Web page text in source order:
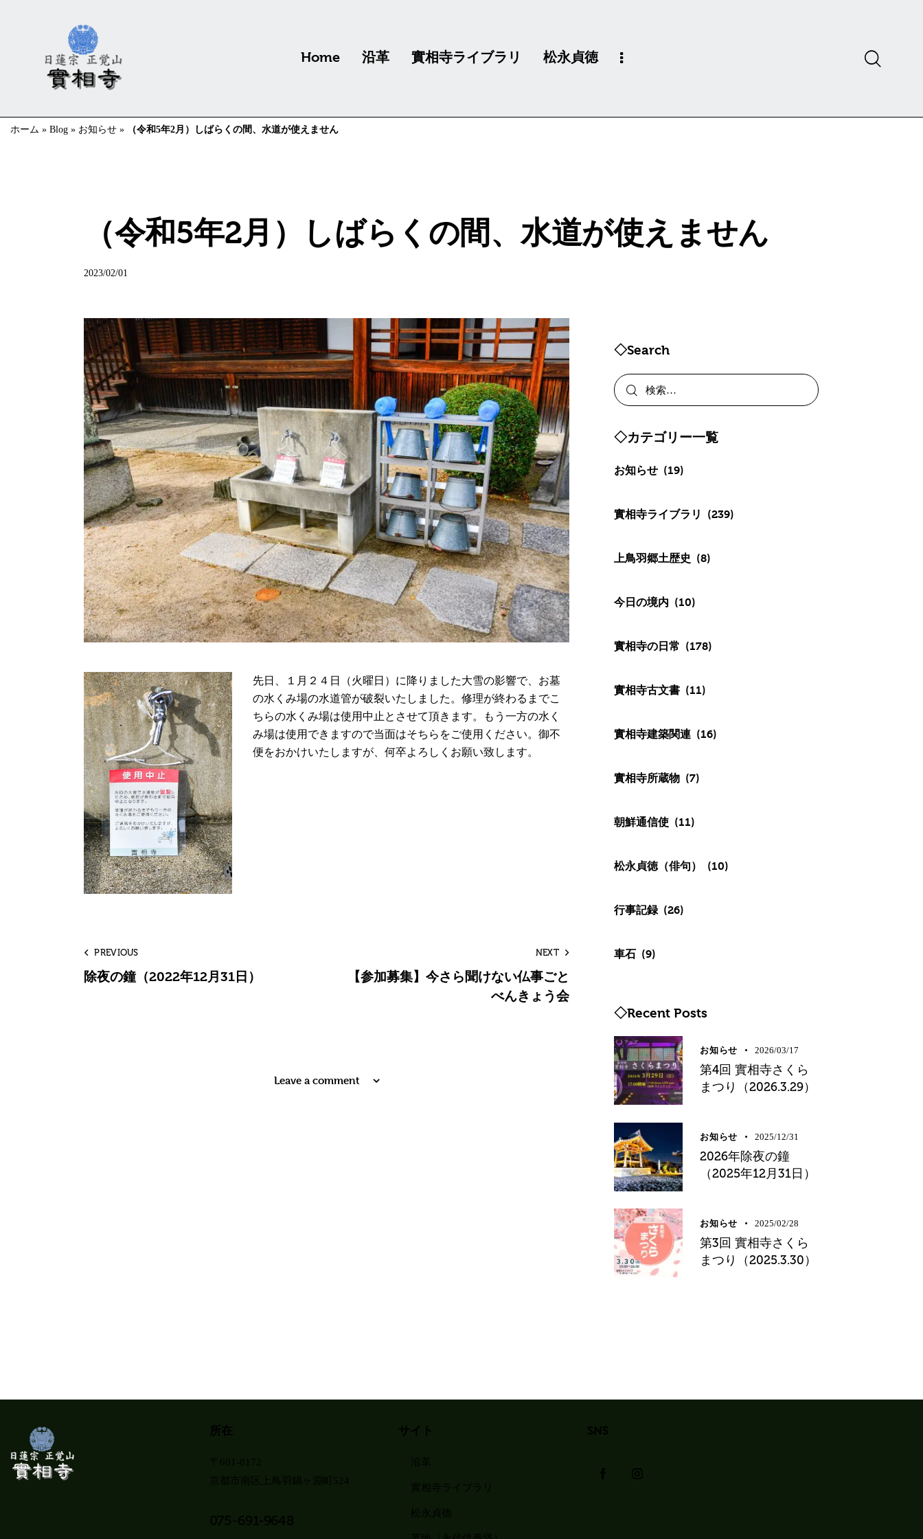
Home 沿革 實相寺ライブラリ 松永貞徳
ホーム » Blog » お知らせ » （令和5年2月）しばらくの間、水道が使えません
（令和5年2月）しばらくの間、水道が使えません
2023/02/01
先日、１月２４日（火曜日）に降りました大雪の影響で、お墓
の水くみ場の水道管が破裂いたしました。修理が終わるまでこ
ちらの水くみ場は使用中止とさせて頂きます。もう一方の水く
み場は使用できますので当面はそちらをご使用ください。御不
便をおかけいたしますが、何卒よろしくお願い致します。
PREVIOUS
除夜の鐘（2022年12月31日）
NEXT
【参加募集】今さら聞けない仏事ごと
べんきょう会
Leave a comment
◇Search
◇カテゴリー一覧
お知らせ (19)
實相寺ライブラリ (239)
上鳥羽郷土歴史 (8)
今日の境内 (10)
實相寺の日常 (178)
實相寺古文書 (11)
實相寺建築関連 (16)
實相寺所蔵物 (7)
朝鮮通信使 (11)
松永貞徳（俳句） (10)
行事記録 (26)
車石 (9)
◇Recent Posts
お知らせ 2026/03/17
第4回 實相寺さくら
まつり（2026.3.29）
お知らせ 2025/12/31
2026年除夜の鐘
（2025年12月31日）
お知らせ 2025/02/28
第3回 實相寺さくら
まつり（2025.3.30）
所在
〒601-8172
京都市南区上鳥羽鍋ヶ淵町524
075-691-9648
サイト
沿革
實相寺ライブラリ
松永貞徳
SNS